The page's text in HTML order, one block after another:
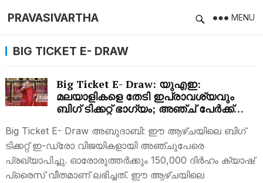
PRAVASIVARTHA MENU
BIG TICKET E- DRAW
Big Ticket E- Draw: യുഎഇ:
മലയാളികളെ തേടി ഇപ്രാവശ്യവും
ബിഗ് ടിക്കറ്റ് ഭാഗ്യം; അഞ്ച് പേര്‍ക്ക്
Big Ticket E- Draw അബുദാബി: ഈ ആഴ്ചയിലെ ബിഗ്
ടിക്കറ്റ് ഇ-ഡ്രോ വിജയികളായി അഞ്ചുപേരെ
പ്രഖ്യാപിച്ചു. ഓരോരുത്തർക്കും 150,000 ദിർഹം ക്യാഷ്
പ്രൈസ് വീതമാണ് ലഭിച്ചത്. ഈ ആഴ്ചയിലെ